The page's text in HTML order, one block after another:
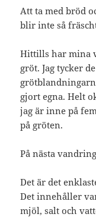
Att ta med bröd
blir inte så
Hittills har mina
gröt. Jag tycker
gjort egna. Helt
jag är inne på
på gröten.
På nästa
Det är det
Det innehåller
mjöl, salt och